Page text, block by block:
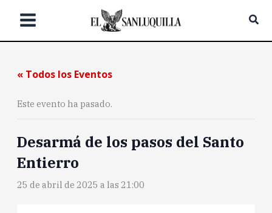
« Todos los Eventos
Este evento ha pasado.
Desarmá de los pasos del Santo
Entierro
25 de abril de 2025 a las 21:00